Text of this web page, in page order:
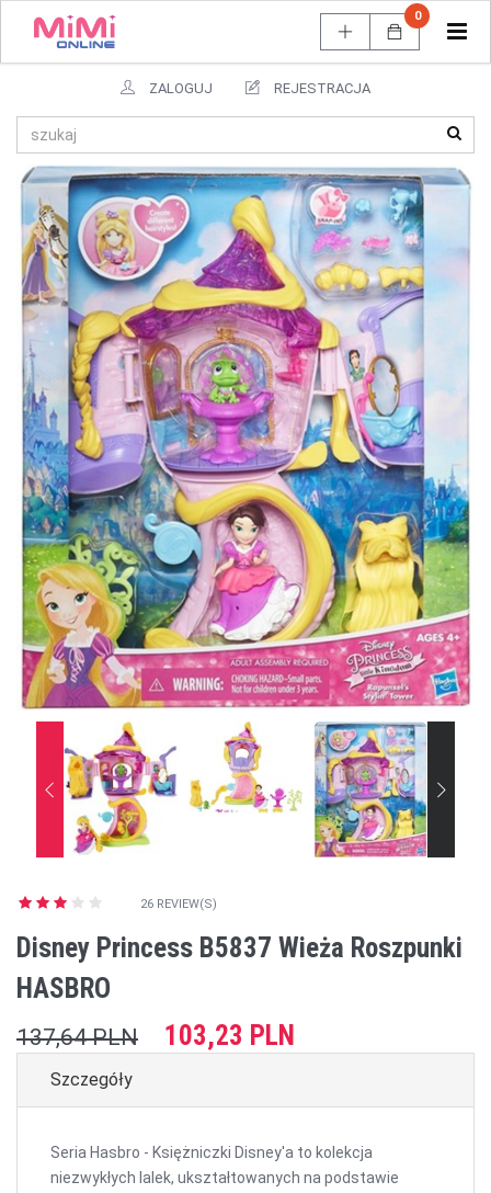
ZALOGUJ REJESTRACJA
0
26 REVIEW(S)
Disney Princess B5837 Wieża Roszpunki
HASBRO
137,64 PLN 103,23 PLN
Szczegóły
Seria Hasbro - Księżniczki Disney'a to kolekcja
niezwykłych lalek, ukształtowanych na podstawie